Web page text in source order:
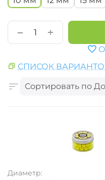
+
−
СПИСОК
Сортировать по
Диаметр: